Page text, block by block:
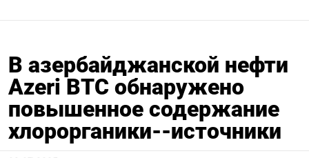
В азербайджанской нефти
Azeri BTC обнаружено
повышенное содержание
хлорорганики--источники